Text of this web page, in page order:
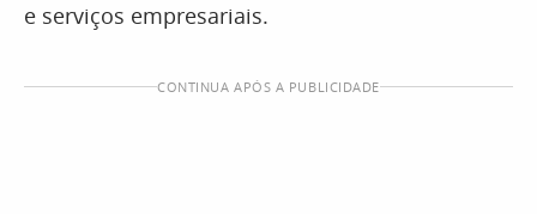
e serviços empresariais.
CONTINUA APÓS A PUBLICIDADE